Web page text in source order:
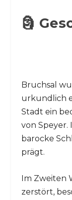
🗿
Bruchsal
urkundlich
Stadt ein
von Speyer.
barocke
prägt.
Im Zweiten
zerstört,